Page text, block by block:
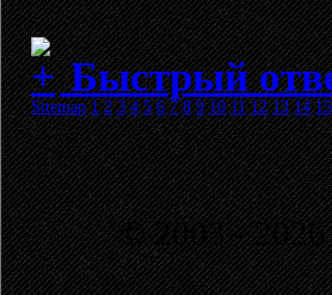
Быстрый
Sitemap 1 2 3 4 5 6 7 8 9 10 11 12 13 14 15
© 2003 - 2026